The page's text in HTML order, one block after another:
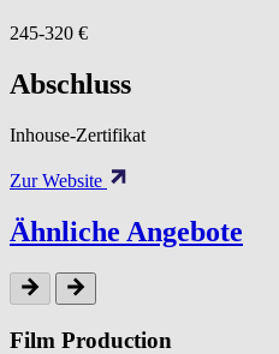
245-320 €
Abschluss
Inhouse-Zertifikat
Zur Website
Ähnliche Angebote
Film Production